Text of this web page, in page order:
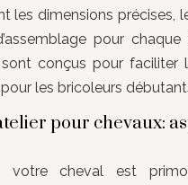
les dimensions précises,
pour
conçus pour faciliter
les bricoleurs
pour chevaux:
cheval est